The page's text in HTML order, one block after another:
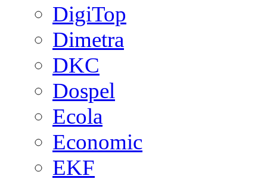
DigiTop
Dimetra
DKC
Dospel
Ecola
Economic
EKF